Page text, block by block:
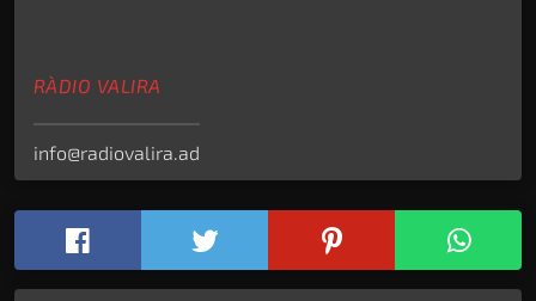
RÀDIO VALIRA
info@radiovalira.ad